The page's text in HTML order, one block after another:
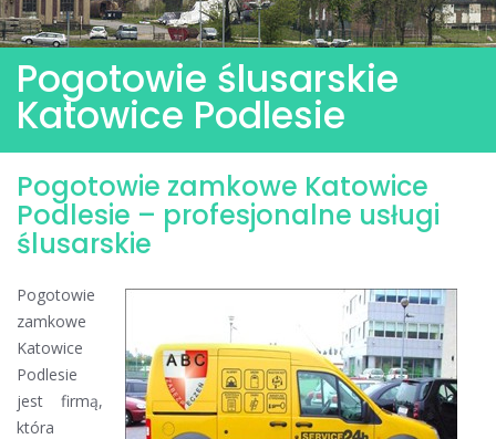
Pogotowie ślusarskie
Katowice Podlesie
Pogotowie
ślusarskie
Katowice
Podlesie
Pogotowie zamkowe Katowice
Podlesie – profesjonalne usługi
ślusarskie
Pogotowie
zamkowe
Katowice
Podlesie
jest firmą,
która